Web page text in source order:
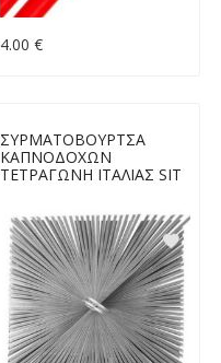
4.00 €
ΣΥΡΜΑΤΟΒΟΥΡΤΣΑ
ΚΑΠΝΟΔΟΧΩΝ
ΤΕΤΡΑΓΩΝΗ ΙΤΑΛΙΑΣ SIT